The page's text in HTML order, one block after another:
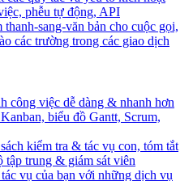
phễu tự động, API
thanh-sang-văn bản cho cuộc gọi,
các trường trong các giao dịch
công việc dễ dàng & nhanh hơn
biểu đồ Gantt, Scrum,
kiểm tra & tác vụ con, tóm tắt
tập trung & giám sát viên
vụ của bạn với những dịch vụ